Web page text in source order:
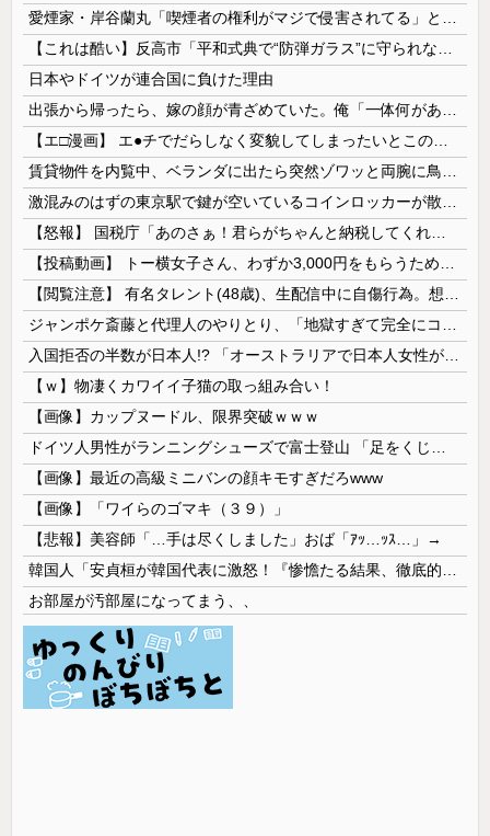
日本やドイツが連合国に負けた理由
【ｗ】物凄くカワイイ子猫の取っ組み合い！
【画像】カップヌードル、限界突破ｗｗｗ
【画像】最近の高級ミニバンの顔キモすぎだろwww
【画像】「ワイらのゴマキ（３９）」
【悲報】美容師「…手は尽くしました」おば「ｱｯ…ｯｽ…」→
お部屋が汚部屋になってまう、、